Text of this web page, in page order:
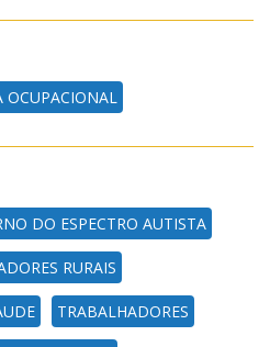
OCUPACIONAL
DO ESPECTRO AUTISTA
RURAIS
TRABALHADORES